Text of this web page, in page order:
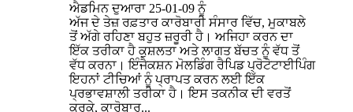
ਐਡਮਿਨ ਦੁਆਰਾ 25-01-09 ਨੂੰ
ਅੱਜ ਦੇ ਤੇਜ਼ ਰਫ਼ਤਾਰ ਕਾਰੋਬਾਰੀ ਸੰਸਾਰ ਵਿੱਚ, ਮੁਕਾਬਲੇ
ਤੋਂ ਅੱਗੇ ਰਹਿਣਾ ਬਹੁਤ ਜ਼ਰੂਰੀ ਹੈ। ਅਜਿਹਾ ਕਰਨ ਦਾ
ਇੱਕ ਤਰੀਕਾ ਹੈ ਕੁਸ਼ਲਤਾ ਅਤੇ ਲਾਗਤ ਬੱਚਤ ਨੂੰ ਵੱਧ ਤੋਂ
ਵੱਧ ਕਰਨਾ। ਇੰਜੈਕਸ਼ਨ ਮੋਲਡਿੰਗ ਰੈਪਿਡ ਪ੍ਰੋਟੋਟਾਈਪਿੰਗ
ਇਹਨਾਂ ਟੀਚਿਆਂ ਨੂੰ ਪ੍ਰਾਪਤ ਕਰਨ ਲਈ ਇੱਕ
ਪ੍ਰਭਾਵਸ਼ਾਲੀ ਤਰੀਕਾ ਹੈ। ਇਸ ਤਕਨੀਕ ਦੀ ਵਰਤੋਂ
ਕਰਕੇ, ਕਾਰੋਬਾਰ...